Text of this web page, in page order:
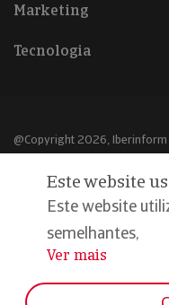
Marketing
Tecnologia
@Copyright 2026, Iberinform
Aviso legal
Política de cookies
Declaração de privacidade
Este website
Este website
semelhantes,
...
Ver mais